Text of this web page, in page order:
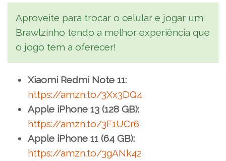
Aproveite para trocar o celular e jogar um
Brawlzinho tendo a melhor experiência que
o jogo tem a oferecer!
Xiaomi Redmi Note 11:
https://amzn.to/3Xx3DQ4
Apple iPhone 13 (128 GB):
https://amzn.to/3F1UCr6
Apple iPhone 11 (64 GB):
https://amzn.to/3gANk42